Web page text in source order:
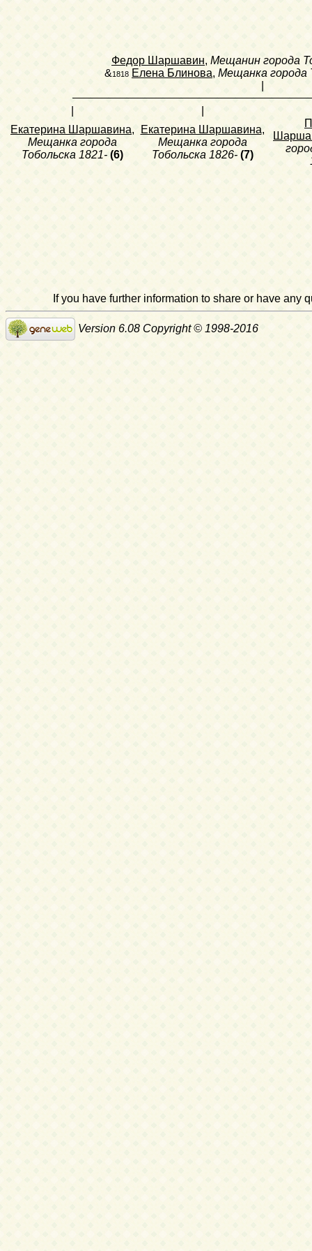
Федор Шаршавин, Мещанин города
&1818 Елена Блинова, Мещанка города
Екатерина Шаршавина,
Мещанка города
Тобольска 1821- (6)
Екатерина Шаршавина,
Мещанка города
Тобольска 1826- (7)
If you have further information to share or have
Version 6.08 Copyright © 1998-2016